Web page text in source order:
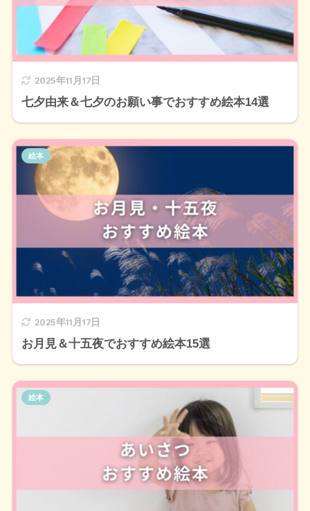
2025年11月17日
七夕由来＆七夕のお願い事でおすすめ絵本14選
2025年11月17日
お月見＆十五夜でおすすめ絵本15選
絵本
絵本